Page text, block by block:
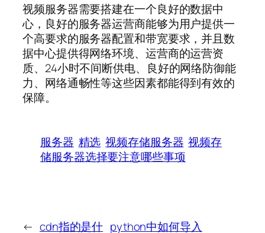
视频服务器需要搭建在一个良好的数据中
心，良好的服务器运营商能够为用户提供一
个高要求的服务器配置和带宽要求，并且数
据中心提供得网络环境、运营商的运营资
质、24小时不间断供电、良好的网络防御能
力、网络通畅性等这些因素都能得到有效的
保障。
服务器 精选 视频存储服务器 视频存
储服务器选择要注意哪些事项
← cdn指的是什 python中如何导入